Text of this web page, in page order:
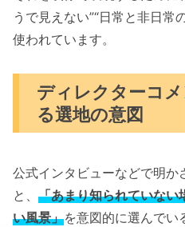
うで見えない”“日常と非日常
使われています。
ディレクターコ
る選地の意図
公式インタビューなどで明か
と、 「あまり知られていない
い風景」を意図的に選んでい